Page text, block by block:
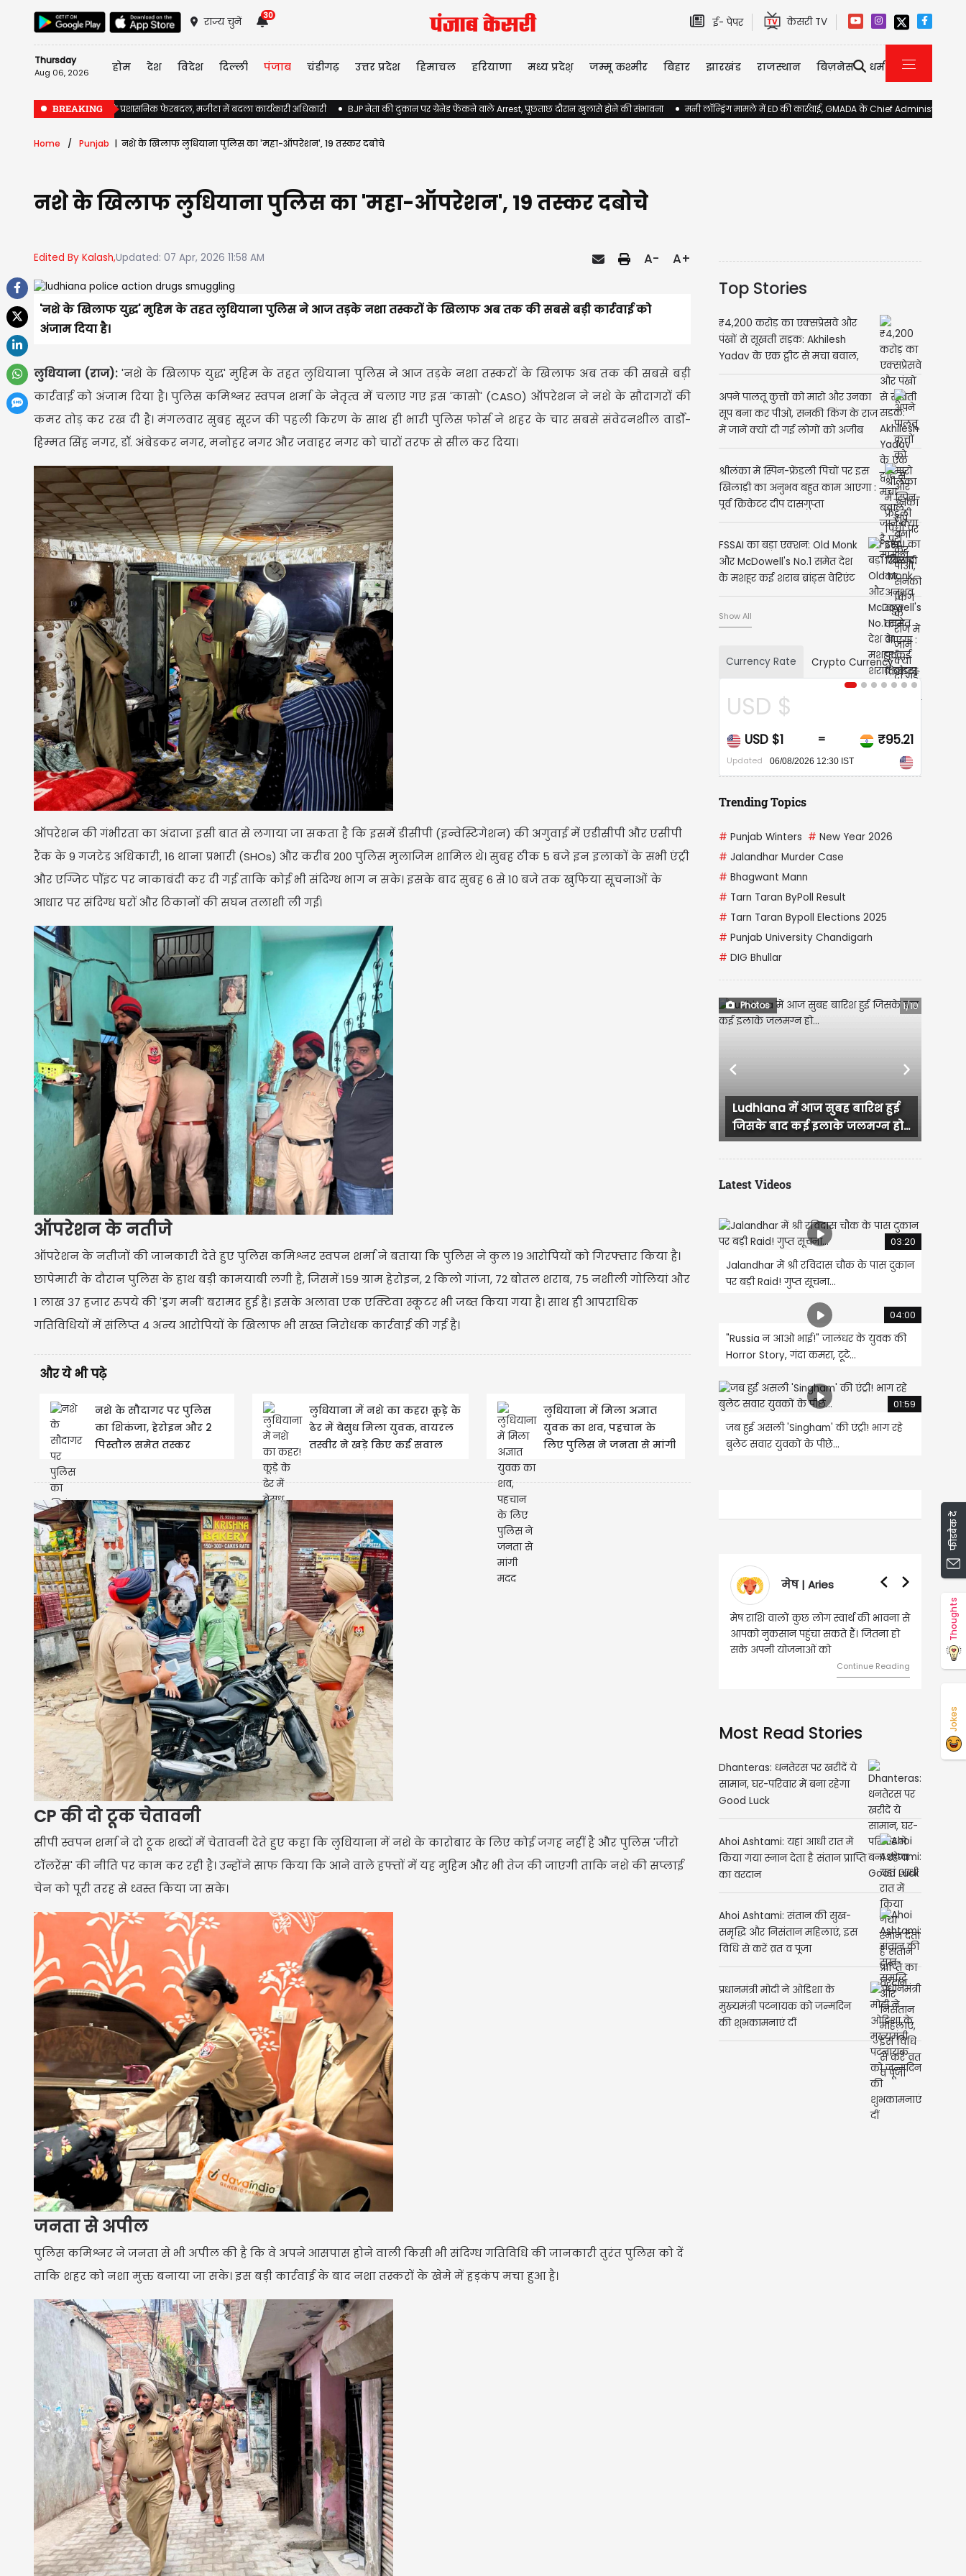
राज्य चुनें
30
ई- पेपर केसरी TV
Thursday
Aug 06, 2026 होम देश विदेश दिल्ली पंजाब चंडीगढ़ उत्तर प्रदेश हिमाचल हरियाणा मध्य प्रदेश़ जम्मू कश्मीर बिहार झारखंड राजस्थान बिज़नेस धर्म
BREAKING
पंजाब में चुनावों से पहले प्रशासनिक फेरबदल, मजीठा में बदला कार्यकारी अधिकारी BJP नेता की दुकान पर ग्रेनेड फेंकने वाले Arrest, पूछताछ दौरान खुलासे होने की संभावना मनी लॉन्ड्रिंग मामले में ED की कार्रवाई, GMADA के Chief Administrator
Home Punjab नशे के खिलाफ लुधियाना पुलिस का 'महा-ऑपरेशन', 19 तस्कर दबोचे
नशे के खिलाफ लुधियाना पुलिस का 'महा-ऑपरेशन', 19 तस्कर दबोचे
Edited By Kalash,Updated: 07 Apr, 2026 11:58 AM A- A+
'नशे के खिलाफ युद्ध' मुहिम के तहत लुधियाना पुलिस ने आज तड़के नशा तस्करों के खिलाफ अब तक की सबसे बड़ी कार्रवाई को
अंजाम दिया है।
लुधियाना (राज): 'नशे के खिलाफ युद्ध' मुहिम के तहत लुधियाना पुलिस ने आज तड़के नशा तस्करों के खिलाफ अब तक की सबसे बड़ी
कार्रवाई को अंजाम दिया है। पुलिस कमिश्नर स्वपन शर्मा के नेतृत्व में चलाए गए इस 'कासो' (CASO) ऑपरेशन ने नशे के सौदागरों की
कमर तोड़ कर रख दी है। मंगलवार सुबह सूरज की पहली किरण के साथ ही भारी पुलिस फोर्स ने शहर के चार सबसे संवेदनशील वार्डों-
हिम्मत सिंह नगर, डॉ. अंबेडकर नगर, मनोहर नगर और जवाहर नगर को चारों तरफ से सील कर दिया।
ऑपरेशन की गंभीरता का अंदाजा इसी बात से लगाया जा सकता है कि इसमें डीसीपी (इन्वेस्टिगेशन) की अगुवाई में एडीसीपी और एसीपी
रैंक के 9 गजटेड अधिकारी, 16 थाना प्रभारी (SHOs) और करीब 200 पुलिस मुलाजिम शामिल थे। सुबह ठीक 5 बजे इन इलाकों के सभी एंट्री
और एग्जिट पॉइंट पर नाकाबंदी कर दी गई ताकि कोई भी संदिग्ध भाग न सके। इसके बाद सुबह 6 से 10 बजे तक खुफिया सूचनाओं के
आधार पर संदिग्ध घरों और ठिकानों की सघन तलाशी ली गई।
ऑपरेशन के नतीजे
ऑपरेशन के नतीजों की जानकारी देते हुए पुलिस कमिश्नर स्वपन शर्मा ने बताया कि पुलिस ने कुल 19 आरोपियों को गिरफ्तार किया है।
छापेमारी के दौरान पुलिस के हाथ बड़ी कामयाबी लगी है, जिसमें 159 ग्राम हेरोइन, 2 किलो गांजा, 72 बोतल शराब, 75 नशीली गोलियां और
1 लाख 37 हजार रुपये की 'ड्रग मनी' बरामद हुई है। इसके अलावा एक एक्टिवा स्कूटर भी जब्त किया गया है। साथ ही आपराधिक
गतिविधियों में संलिप्त 4 अन्य आरोपियों के खिलाफ भी सख्त निरोधक कार्रवाई की गई है।
और ये भी पढ़े
नशे के सौदागर पर पुलिस
का शिकंजा, हेरोइन और 2
पिस्तौल समेत तस्कर
लुधियाना में नशे का कहर! कूड़े के
ढेर में बेसुध मिला युवक, वायरल
तस्वीर ने खड़े किए कई सवाल
लुधियाना में मिला अज्ञात
युवक का शव, पहचान के
लिए पुलिस ने जनता से मांगी
CP की दो टूक चेतावनी
सीपी स्वपन शर्मा ने दो टूक शब्दों में चेतावनी देते हुए कहा कि लुधियाना में नशे के कारोबार के लिए कोई जगह नहीं है और पुलिस 'जीरो
टॉलरेंस' की नीति पर काम कर रही है। उन्होंने साफ किया कि आने वाले हफ्तों में यह मुहिम और भी तेज की जाएगी ताकि नशे की सप्लाई
चेन को पूरी तरह से ध्वस्त किया जा सके।
जनता से अपील
पुलिस कमिश्नर ने जनता से भी अपील की है कि वे अपने आसपास होने वाली किसी भी संदिग्ध गतिविधि की जानकारी तुरंत पुलिस को दें
ताकि शहर को नशा मुक्त बनाया जा सके। इस बड़ी कार्रवाई के बाद नशा तस्करों के खेमे में हड़कंप मचा हुआ है।
Top Stories
₹4,200 करोड़ का एक्सप्रेसवे और
पंखों से सूखती सड़क: Akhilesh
Yadav के एक ट्वीट से मचा बवाल,
जानें क्या है पूरा मामला
अपने पालतू कुत्तों को मारो और उनका
सूप बना कर पीओ, सनकी किंग के राज
में जानें क्यों दी गई लोगों को अजीब
सलाह
श्रीलंका में स्पिन-फ्रेंडली पिचों पर इस
खिलाड़ी का अनुभव बहुत काम आएगा :
पूर्व क्रिकेटर दीप दासगुप्ता
FSSAI का बड़ा एक्शन: Old Monk
और McDowell's No.1 समेत देश
के मशहूर कई शराब ब्रांड्स वेरिएंट
पर कार्रवाई
Show All
Currency Rate Crypto Currency
CAD $
CAD $1 = ₹67.94
Updated 06/08/2026 12:30 IST
Trending Topics
# Punjab Winters # New Year 2026
# Jalandhar Murder Case
# Bhagwant Mann
# Tarn Taran ByPoll Result
# Tarn Taran Bypoll Elections 2025
# Punjab University Chandigarh
# DIG Bhullar
Photos 2/10
Ropar में यूथ कांग्रेस का हल्ला बोल!
कार्यकर्ताओं ने...
Previous Next
Latest Videos
03:20
Jalandhar में श्री रविदास चौक के पास दुकान
पर बड़ी Raid! गुप्त सूचना...
04:00
"Russia न आओ भाई!" जालंधर के युवक की
Horror Story, गंदा कमरा, टूटे...
01:59
जब हुई असली 'Singham' की एंट्री! भाग रहे
बुलेट सवार युवकों के पीछे...
वृषभ | Taurus
वृष राशि वालों आय के स्त्रोत बढ़ने से रुके
हुए कार्यों में गति आएगी। युवा वर्ग भविष्य
को लेकर ज्यादा फोकस रहेंगे।
Continue Reading
Most Read Stories
Dhanteras: धनतेरस पर खरीदें ये
सामान, घर-परिवार में बना रहेगा
Good Luck
Ahoi Ashtami: यहां आधी रात में
किया गया स्नान देता है संतान प्राप्ति
का वरदान
Ahoi Ashtami: संतान की सुख-
समृद्धि और निसंतान महिलाएं, इस
विधि से करें व्रत व पूजा
प्रधानमंत्री मोदी ने ओडिशा के
मुख्यमंत्री पटनायक को जन्मदिन
की शुभकामनाएं दीं
फीडबैक दें
Thoughts
Jokes